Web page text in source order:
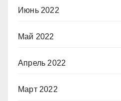
Июнь 2022
Май 2022
Апрель 2022
Март 2022